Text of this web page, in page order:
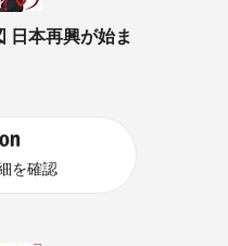
日本再興が始ま
を確認